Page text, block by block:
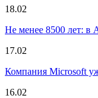
18.02
Не менее 8500 лет: в
17.02
Компания Microsoft
16.02